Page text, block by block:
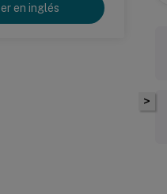
en inglés
>